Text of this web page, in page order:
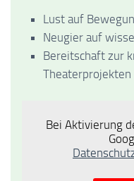
Lust auf
Neugier auf
Bereitschaft zur
Theaterprojekten
Bei Aktivierung